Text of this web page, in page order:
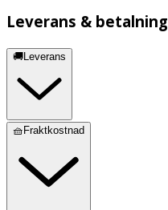
Leverans & betalning
🚚Leverans
🧺Fraktkostnad